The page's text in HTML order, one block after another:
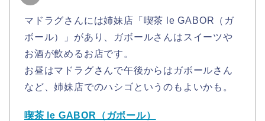
マドラグさんには姉妹店「喫茶 le GABOR（ガ
ボール）」があり、ガボールさんはスイーツや
お酒が飲める お店です。
お昼はマドラグさんで午後からはガボールさん
など、姉妹店でのハシゴというのもよいかも。
喫茶 le GABOR（ガボール）